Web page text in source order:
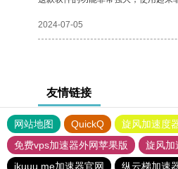
2024-07-05
友情链接
网站地图 QuickQ 旋风加速度
免费vps加速器外网苹果版
旋风加
ikuuu.me加速器官网
纵云梯加速